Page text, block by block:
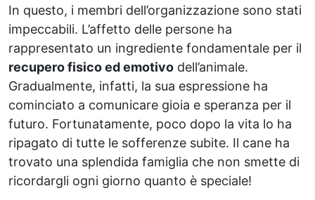
In questo, i membri dell’organizzazione sono stati
impeccabili. L’affetto delle persone ha
rappresentato un ingrediente fondamentale per il
recupero fisico ed emotivo dell’animale.
Gradualmente, infatti, la sua espressione ha
cominciato a comunicare gioia e speranza per il
futuro. Fortunatamente, poco dopo la vita lo ha
ripagato di tutte le sofferenze subite. Il cane ha
trovato una splendida famiglia che non smette di
ricordargli ogni giorno quanto è speciale!